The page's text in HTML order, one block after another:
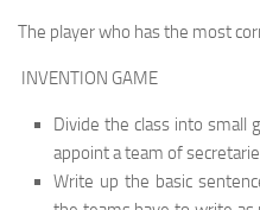
The player who has the most
INVENTION GAME
Divide the class into small
appoint a team of
Write up the basic